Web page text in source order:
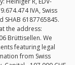
IVA, Swiss
SHAB 6187765845.
the address:
Brüttisellen. We
featuring legal
from Swiss